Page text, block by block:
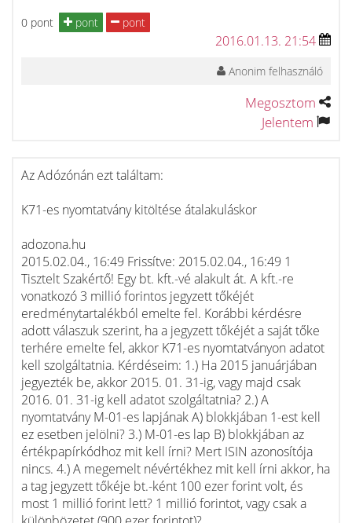
0 pont pont pont
2016.01.13. 21:54
Anonim felhasználó
Megosztom
Jelentem
Az Adózónán ezt találtam:
K71-es nyomtatvány kitöltése átalakuláskor
adozona.hu
2015.02.04., 16:49 Frissítve: 2015.02.04., 16:49 1
Tisztelt Szakértő! Egy bt. kft.-vé alakult át. A kft.-re
vonatkozó 3 millió forintos jegyzett tőkéjét
eredménytartalékból emelte fel. Korábbi kérdésre
adott válaszuk szerint, ha a jegyzett tőkéjét a saját tőke
terhére emelte fel, akkor K71-es nyomtatványon adatot
kell szolgáltatnia. Kérdéseim: 1.) Ha 2015 januárjában
jegyezték be, akkor 2015. 01. 31-ig, vagy majd csak
2016. 01. 31-ig kell adatot szolgáltatnia? 2.) A
nyomtatvány M-01-es lapjának A) blokkjában 1-est kell
ez esetben jelölni? 3.) M-01-es lap B) blokkjában az
értékpapírkódhoz mit kell írni? Mert ISIN azonosítója
nincs. 4.) A megemelt névértékhez mit kell írni akkor, ha
a tag jegyzett tőkéje bt.-ként 100 ezer forint volt, és
most 1 millió forint lett? 1 millió forintot, vagy csak a